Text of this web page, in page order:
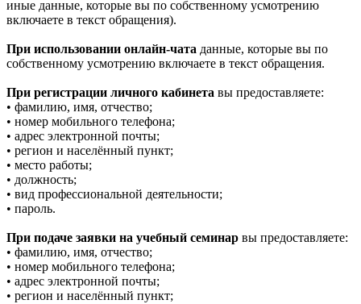
иные данные, которые вы по собственному усмотрению
включаете в текст обращения).
При использовании онлайн-чата данные, которые вы по
собственному усмотрению включаете в текст обращения.
При регистрации личного кабинета вы предоставляете:
• фамилию, имя, отчество;
• номер мобильного телефона;
• адрес электронной почты;
• регион и населённый пункт;
• место работы;
• должность;
• вид профессиональной деятельности;
• пароль.
При подаче заявки на учебный семинар вы предоставляете:
• фамилию, имя, отчество;
• номер мобильного телефона;
• адрес электронной почты;
• регион и населённый пункт;